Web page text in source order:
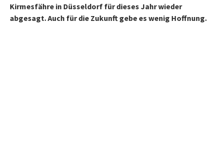
Kirmesfähre in Düsseldorf für dieses Jahr wieder
abgesagt. Auch für die Zukunft gebe es wenig Hoffnung.